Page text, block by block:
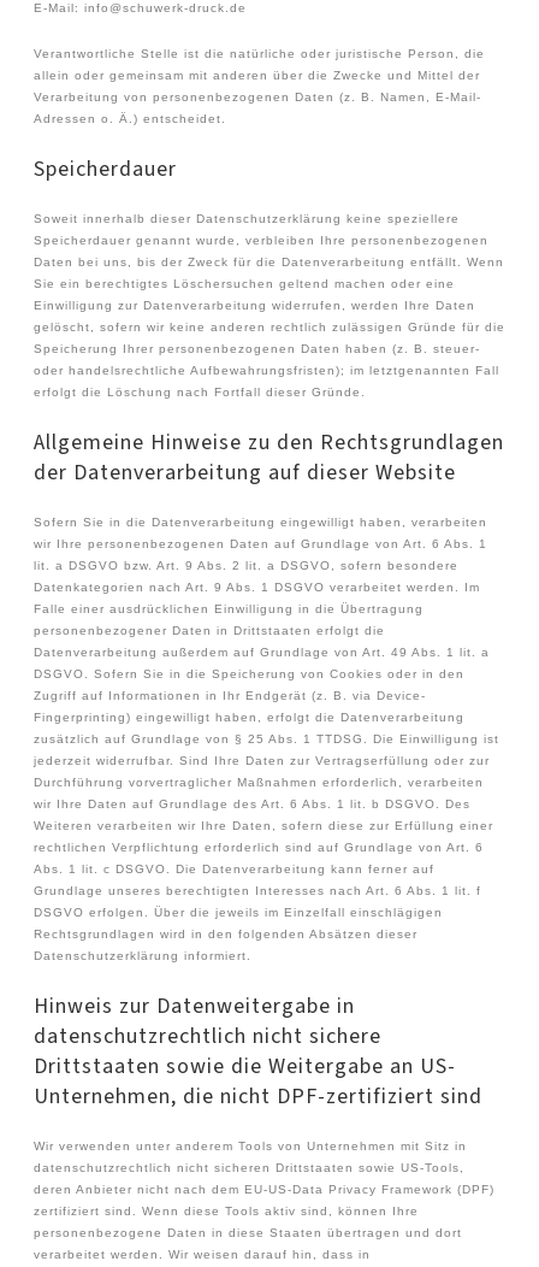
E-Mail: info@schuwerk-druck.de
Verantwortliche Stelle ist die natürliche oder juristische Person, die
allein oder gemeinsam mit anderen über die Zwecke und Mittel der
Verarbeitung von personenbezogenen Daten (z. B. Namen, E-Mail-
Adressen o. Ä.) entscheidet.
Speicherdauer
Soweit innerhalb dieser Datenschutzerklärung keine speziellere
Speicherdauer genannt wurde, verbleiben Ihre personenbezogenen
Daten bei uns, bis der Zweck für die Datenverarbeitung entfällt. Wenn
Sie ein berechtigtes Löschersuchen geltend machen oder eine
Einwilligung zur Datenverarbeitung widerrufen, werden Ihre Daten
gelöscht, sofern wir keine anderen rechtlich zulässigen Gründe für die
Speicherung Ihrer personenbezogenen Daten haben (z. B. steuer-
oder handelsrechtliche Aufbewahrungsfristen); im letztgenannten Fall
erfolgt die Löschung nach Fortfall dieser Gründe.
Allgemeine Hinweise zu den Rechtsgrundlagen
der Datenverarbeitung auf dieser Website
Sofern Sie in die Datenverarbeitung eingewilligt haben, verarbeiten
wir Ihre personenbezogenen Daten auf Grundlage von Art. 6 Abs. 1
lit. a DSGVO bzw. Art. 9 Abs. 2 lit. a DSGVO, sofern besondere
Datenkategorien nach Art. 9 Abs. 1 DSGVO verarbeitet werden. Im
Falle einer ausdrücklichen Einwilligung in die Übertragung
personenbezogener Daten in Drittstaaten erfolgt die
Datenverarbeitung außerdem auf Grundlage von Art. 49 Abs. 1 lit. a
DSGVO. Sofern Sie in die Speicherung von Cookies oder in den
Zugriff auf Informationen in Ihr Endgerät (z. B. via Device-
Fingerprinting) eingewilligt haben, erfolgt die Datenverarbeitung
zusätzlich auf Grundlage von § 25 Abs. 1 TTDSG. Die Einwilligung ist
jederzeit widerrufbar. Sind Ihre Daten zur Vertragserfüllung oder zur
Durchführung vorvertraglicher Maßnahmen erforderlich, verarbeiten
wir Ihre Daten auf Grundlage des Art. 6 Abs. 1 lit. b DSGVO. Des
Weiteren verarbeiten wir Ihre Daten, sofern diese zur Erfüllung einer
rechtlichen Verpflichtung erforderlich sind auf Grundlage von Art. 6
Abs. 1 lit. c DSGVO. Die Datenverarbeitung kann ferner auf
Grundlage unseres berechtigten Interesses nach Art. 6 Abs. 1 lit. f
DSGVO erfolgen. Über die jeweils im Einzelfall einschlägigen
Rechtsgrundlagen wird in den folgenden Absätzen dieser
Datenschutzerklärung informiert.
Hinweis zur Datenweitergabe in
datenschutzrechtlich nicht sichere
Drittstaaten sowie die Weitergabe an US-
Unternehmen, die nicht DPF-zertifiziert sind
Wir verwenden unter anderem Tools von Unternehmen mit Sitz in
datenschutzrechtlich nicht sicheren Drittstaaten sowie US-Tools,
deren Anbieter nicht nach dem EU-US-Data Privacy Framework (DPF)
zertifiziert sind. Wenn diese Tools aktiv sind, können Ihre
personenbezogene Daten in diese Staaten übertragen und dort
verarbeitet werden. Wir weisen darauf hin, dass in